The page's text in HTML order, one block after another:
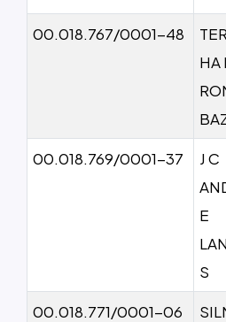
00.018.767/0001-48
HA
00.018.769/0001-37
J C
E
S
00.018.771/0001-06